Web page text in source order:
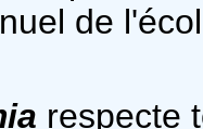
de
respecte